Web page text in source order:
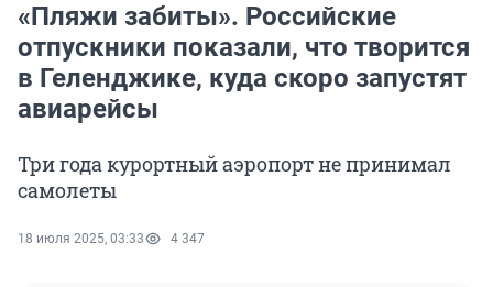
«Пляжи забиты». Российские
отпускники показали, что творится
в Геленджике, куда скоро запустят
авиарейсы
Три года курортный аэропорт не принимал
самолеты
18 июля 2025, 03:33 4 347